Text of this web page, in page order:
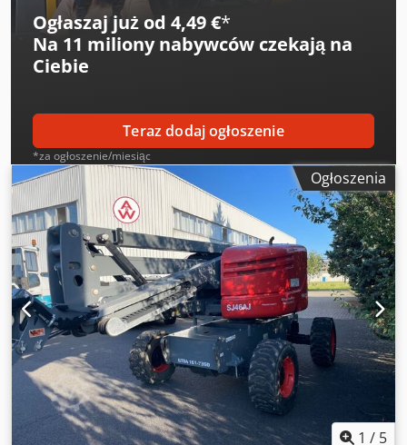
80 - 100% Opony tylne Typ: bez oznaczeń Opony tylne
Stan: 80 - 100% Typ akumulatora: PzS Chsdpfx Aoumy R
Tslrea Opis: Urządzenie jest odnowione optycznie i
technicznie. Odnowiono konserwację, w tym inspekcję UVV.
Ogłaszaj już od 4,49 €*
Na 11 miliony nabywców czekają na
Ciebie
Teraz dodaj ogłoszenie
*za ogłoszenie/miesiąc
Ogłoszenia
1 / 5